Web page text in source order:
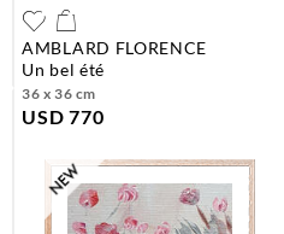
AMBLARD FLORENCE
un bel été
36 x 36 cm
USD 770